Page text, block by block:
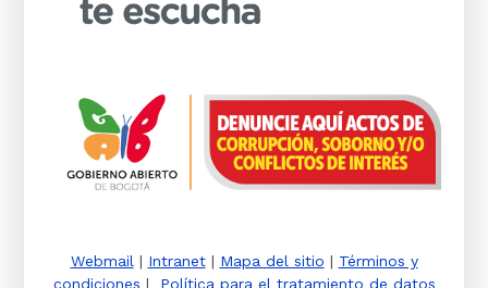
Webmail | Intranet| Mapa del sitio | Términos y
condiciones | Política para el tratamiento de datos